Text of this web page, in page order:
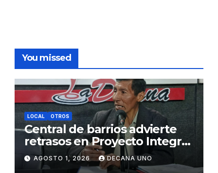
You missed
LOCAL OTROS
Central de barrios advierte
retrasos en Proyecto Integral
de Agua y Alcantarillado para
Juliaca
AGOSTO 1, 2026 DECANA UNO